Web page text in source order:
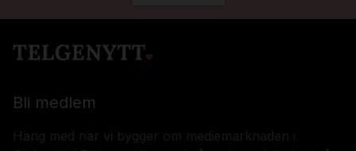
Bli medlem
Häng med när vi bygger om mediemarknaden i